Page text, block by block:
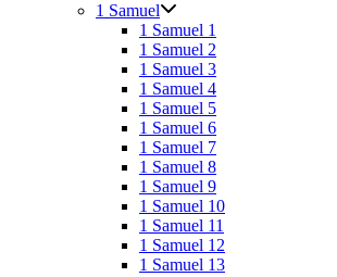
1 Samuel
1 Samuel 1
1 Samuel 2
1 Samuel 3
1 Samuel 4
1 Samuel 5
1 Samuel 6
1 Samuel 7
1 Samuel 8
1 Samuel 9
1 Samuel 10
1 Samuel 11
1 Samuel 12
1 Samuel 13